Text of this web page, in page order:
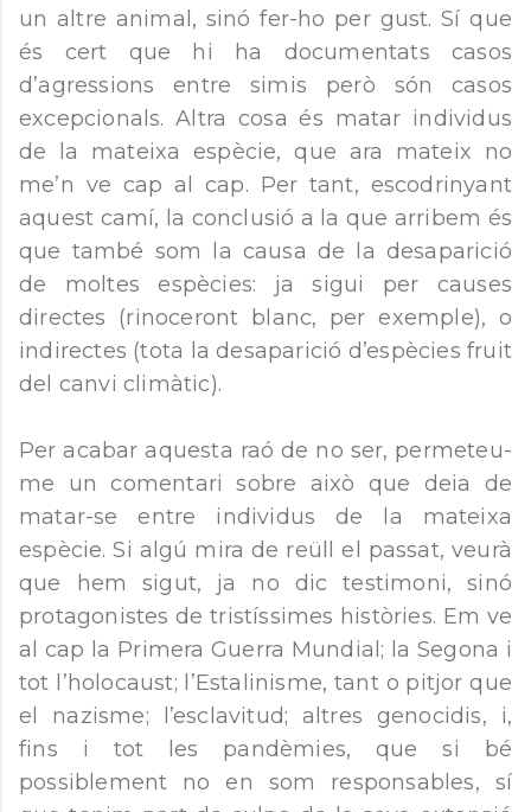
un altre animal, sinó fer-ho per gust. Sí que
és cert que hi ha documentats casos
d’agressions entre simis però són casos
excepcionals. Altra cosa és matar individus
de la mateixa espècie, que ara mateix no
me’n ve cap al cap. Per tant, escodrinyant
aquest camí, la conclusió a la que arribem és
que també som la causa de la desaparició
de moltes espècies: ja sigui per causes
directes (rinoceront blanc, per exemple), o
indirectes (tota la desaparició d’espècies fruit
del canvi climàtic).
Per acabar aquesta raó de no ser, permeteu-
me un comentari sobre això que deia de
matar-se entre individus de la mateixa
espècie. Si algú mira de reüll el passat, veurà
que hem sigut, ja no dic testimoni, sinó
protagonistes de tristíssimes històries. Em ve
al cap la Primera Guerra Mundial; la Segona i
tot l’holocaust; l’Estalinisme, tant o pitjor que
el nazisme; l’esclavitud; altres genocidis, i,
fins i tot les pandèmies, que si bé
possiblement no en som responsables, sí